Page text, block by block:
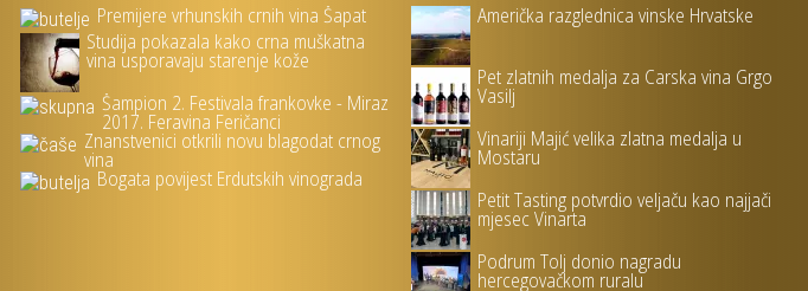
Premijere vrhunskih crnih vina Šapat
Studija pokazala kako crna muškatna
vina usporavaju starenje kože
Šampion 2. Festivala frankovke - Miraz
2017. Feravina Feričanci
Znanstvenici otkrili novu blagodat crnog
vina
Bogata povijest Erdutskih vinograda
Američka razglednica vinske Hrvatske
Pet zlatnih medalja za Carska vina Grgo
Vasilj
Vinariji Majić velika zlatna medalja u
Mostaru
Petit Tasting potvrdio veljaču kao najjači
mjesec Vinarta
Podrum Tolj donio nagradu
hercegovačkom ruralu